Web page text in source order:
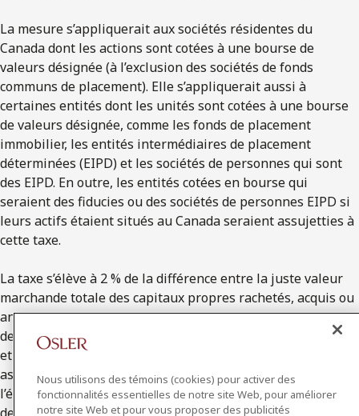
La mesure s’appliquerait aux sociétés résidentes du
Canada dont les actions sont cotées à une bourse de
valeurs désignée (à l’exclusion des sociétés de fonds
communs de placement). Elle s’appliquerait aussi à
certaines entités dont les unités sont cotées à une bourse
de valeurs désignée, comme les fonds de placement
immobilier, les entités intermédiaires de placement
déterminées (EIPD) et les sociétés de personnes qui sont
des EIPD. En outre, les entités cotées en bourse qui
seraient des fiducies ou des sociétés de personnes EIPD si
leurs actifs étaient situés au Canada seraient assujetties à
cette taxe.
La taxe s’élève à 2 % de la différence entre la juste valeur
marchande totale des capitaux propres rachetés, acquis ou
annulés par une entité et la juste valeur marchande totale
des capitaux propres émis au cours de l’année. L’émission
et l’annulation d’actions privilégiées et d’unités
assimilables à des créances sans participation, ainsi que
l’émission et l’annulation d’actions ou d’unités dans le cadre
Nous utilisons des témoins (cookies) pour activer des
fonctionnalités essentielles de notre site Web, pour améliorer
notre site Web et pour vous proposer des publicités